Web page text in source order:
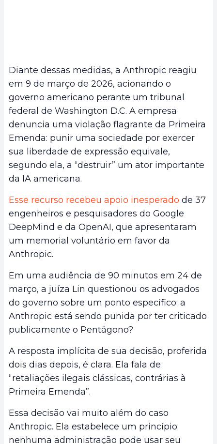
Diante dessas medidas, a Anthropic reagiu
em 9 de março de 2026, acionando o
governo americano perante um tribunal
federal de Washington D.C. A empresa
denuncia uma violação flagrante da Primeira
Emenda: punir uma sociedade por exercer
sua liberdade de expressão equivale,
segundo ela, a “destruir” um ator importante
da IA americana.
Esse recurso recebeu apoio inesperado de 37
engenheiros e pesquisadores do Google
DeepMind e da OpenAI, que apresentaram
um memorial voluntário em favor da
Anthropic.
Em uma audiência de 90 minutos em 24 de
março, a juíza Lin questionou os advogados
do governo sobre um ponto específico: a
Anthropic está sendo punida por ter criticado
publicamente o Pentágono?
A resposta implícita de sua decisão, proferida
dois dias depois, é clara. Ela fala de
“retaliações ilegais clássicas, contrárias à
Primeira Emenda”.
Essa decisão vai muito além do caso
Anthropic. Ela estabelece um princípio:
nenhuma administração pode usar seu